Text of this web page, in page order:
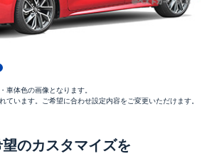
車体色の画像となります。
ています。ご希望に合わせ設定内容をご変更いただけます。
望のカスタマイズを